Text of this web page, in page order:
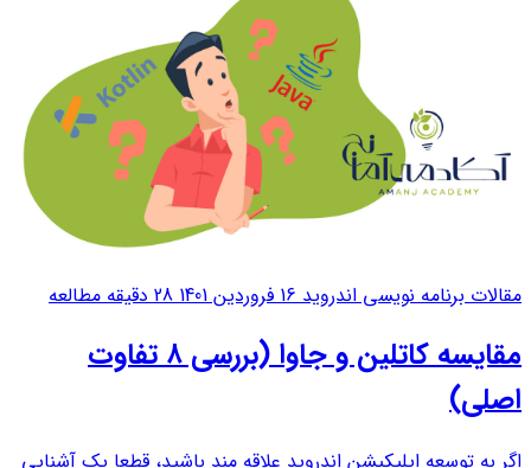
مقالات برنامه نویسی اندروید 16 فروردین 1401 28 دقیقه مطالعه
مقایسه کاتلین و جاوا (بررسی ٨ تفاوت
اصلی)
اگر به توسعه اپلیکیشن اندروید علاقه مند باشید، قطعا یک آشنایی